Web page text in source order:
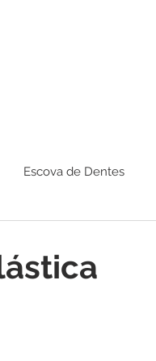
Escova de Dentes